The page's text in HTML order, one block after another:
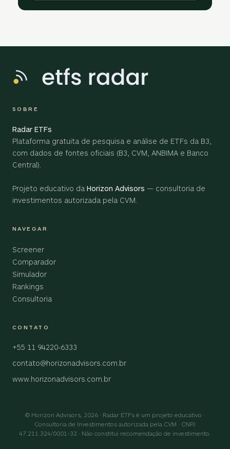
SOBRE
Radar ETFs
Plataforma gratuita de pesquisa e análise de ETFs da B3,
com dados de fontes oficiais (B3, CVM, ANBIMA e Banco
Central).
Projeto educativo da Horizon Advisors — consultoria de
investimentos autorizada pela CVM.
NAVEGAR
Screener
Comparador
Simulador
Rankings
Consultoria
CONTATO
+55 11 94220-6333
contato@horizonadvisors.com.br
www.horizonadvisors.com.br
© Horizon Advisors, 2026 · Radar ETFs é um projeto educativo ·
Consultoria de Investimentos autorizada pela CVM · CNPJ
47.211.324/0001-32 · Não constitui recomendação de investimento.